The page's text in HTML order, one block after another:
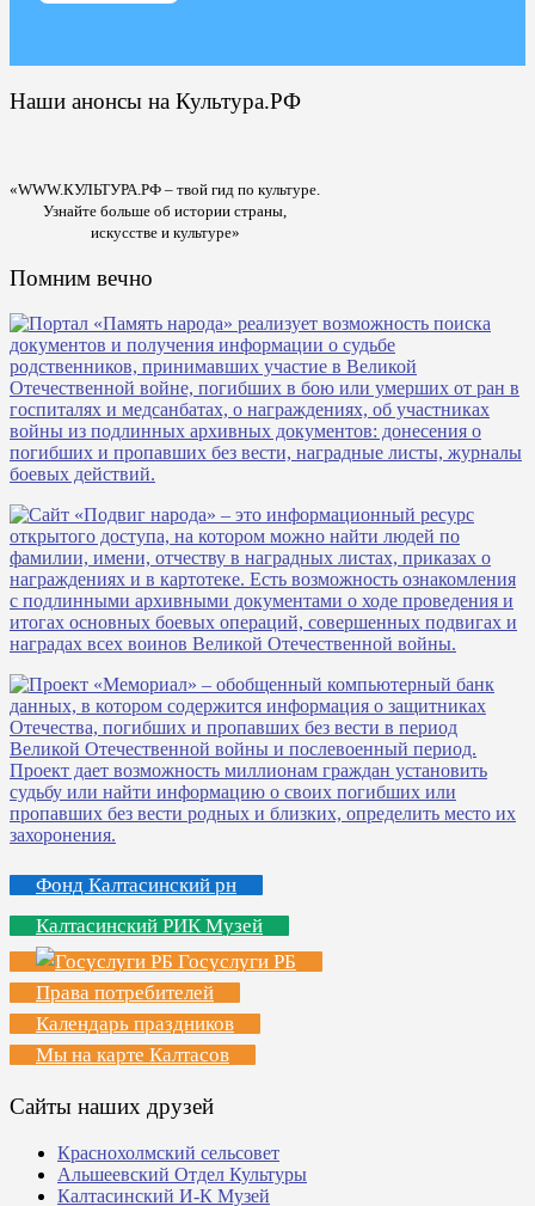
Наши анонсы на Культура.РФ
«WWW.КУЛЬТУРА.РФ – твой гид по культуре.
Узнайте больше об истории страны,
искусстве и культуре»
Помним вечно
Фонд Калтасинский рн
Калтасинский РИК Музей
Госуслуги РБ
Права потребителей
Календарь праздников
Мы на карте Калтасов
Сайты наших друзей
Краснохолмский сельсовет
Альшеевский Отдел Культуры
Калтасинский И-К Музей